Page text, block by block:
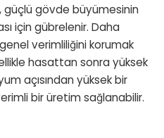
güçlü gövde büyümesinin
için gübrelenir. Daha
verimliliğini korumak
hasattan sonra yüksek
açısından yüksek bir
bir üretim sağlanabilir.